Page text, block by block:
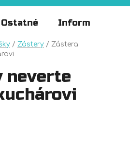
Ostatné Informácie
/ Zástery / Zástera
neverte